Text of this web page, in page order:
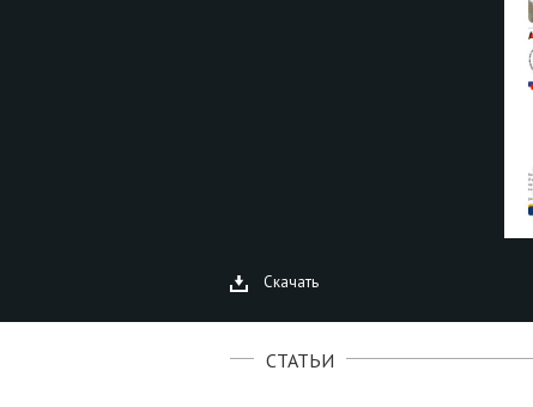
Скачать
СТАТЬИ